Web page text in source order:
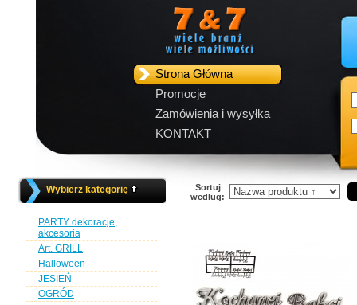
Strona Główna
Promocje
Zamówienia i wysyłka
KONTAKT
Wybierz kategorię
PARTY dekoracje,
akcesoria
Art. GRILL
Halloween
JESIEŃ
OGRÓD
Sortuj
według: